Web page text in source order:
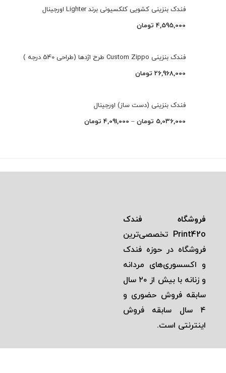
فندک بنزینی کشویی کلکسیونی برند Lighter اورجینال
4,595,000 تومان
فندک بنزینی Custom Zippo طرح اژدها (طراحی 540 درجه )
26,968,000 تومان
فندک بنزینی (دست ساز) اورجینال
5,036,000 تومان –
4,091,000 تومان
فروشگاه فندک
Print42o تخصصی‌ترين
فروشگاه در حوزه فندک
و اكسسوری‌های مردانه
و زنانه با بيش از ٢٠ سال
سابقه فروش حضوری و
٤ سال سابقه فروش
اينترنتی است.